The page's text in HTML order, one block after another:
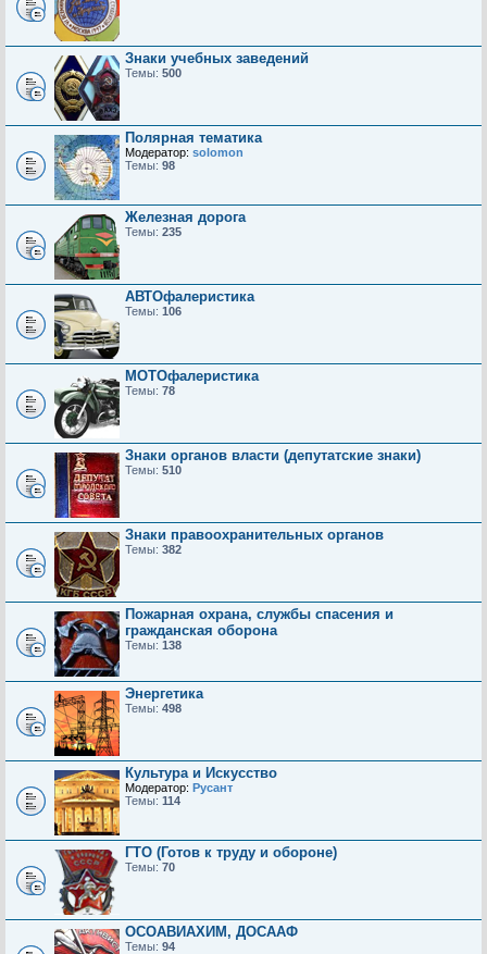
Знаки учебных заведений
Темы: 500
Полярная тематика
Модератор: solomon
Темы: 98
Железная дорога
Темы: 235
АВТОфалеристика
Темы: 106
МОТОфалеристика
Темы: 78
Знаки органов власти (депутатские знаки)
Темы: 510
Знаки правоохранительных органов
Темы: 382
Пожарная охрана, службы спасения и
гражданская оборона
Темы: 138
Энергетика
Темы: 498
Культура и Искусство
Модератор: Русант
Темы: 114
ГТО (Готов к труду и обороне)
Темы: 70
ОСОАВИАХИМ, ДОСААФ
Темы: 94